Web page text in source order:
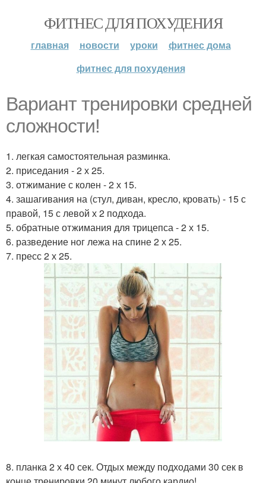
ФИТНЕС ДЛЯ ПОХУДЕНИЯ
главная новости уроки
фитнес дома
фитнес для похудения
Вариант тренировки средней
сложности!
1. легкая самостоятельная разминка.
2. приседания - 2 х 25.
3. отжимание с колен - 2 х 15.
4. зашагивания на (стул, диван, кресло, кровать) - 15 с
правой, 15 с левой х 2 подхода.
5. обратные отжимания для трицепса - 2 х 15.
6. разведение ног лежа на спине 2 х 25.
7. пресс 2 х 25.
8. планка 2 х 40 сек. Отдых между подходами 30 сек в